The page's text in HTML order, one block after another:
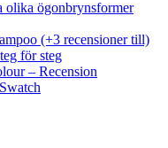
olika ögonbrynsformer
(+3 recensioner till)
för steg
– Recension